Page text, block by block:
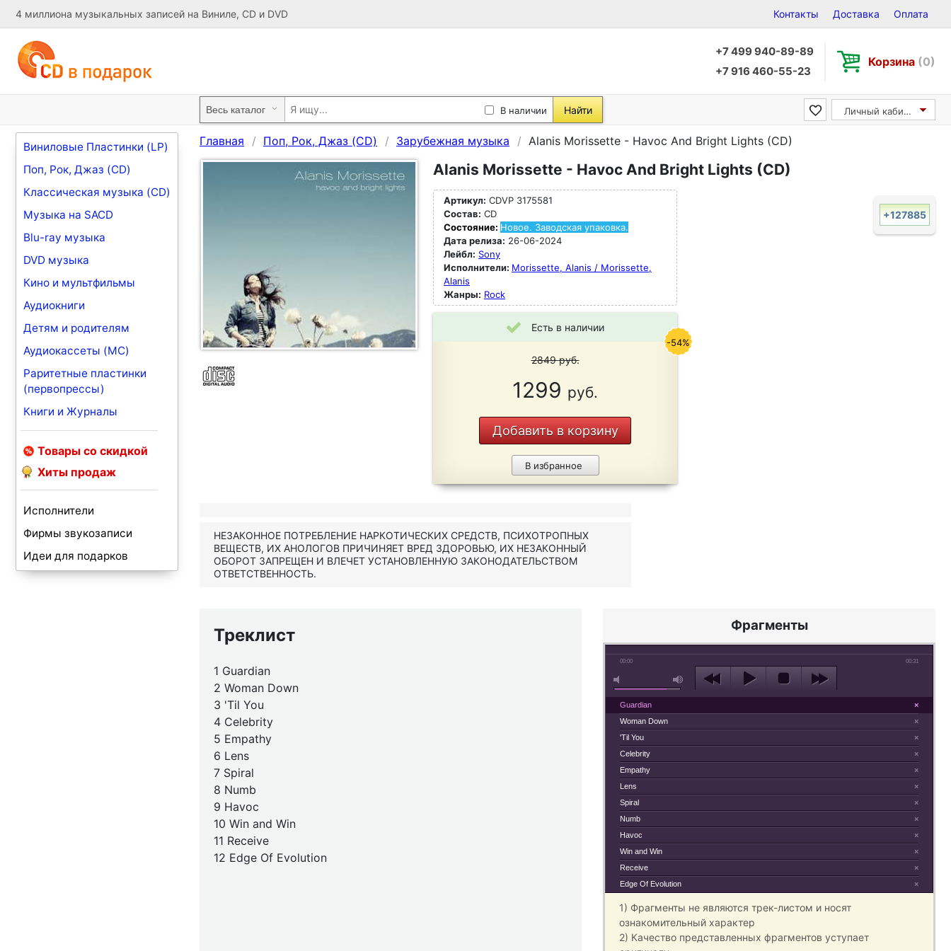
4 миллиона музыкальных записей на Виниле, CD и DVD Контакты Доставка Оплата
+7 499 940-89-89
+7 916 460-55-23
Корзина (0)
В наличии Найти Личный кабинет
Виниловые Пластинки (LP)
Поп, Рок, Джаз (CD)
Классическая музыка (CD)
Музыка на SACD
Blu-ray музыка
DVD музыка
Кино и мультфильмы
Аудиокниги
Детям и родителям
Аудиокассеты (MC)
Раритетные пластинки
(первопрессы)
Книги и Журналы
Товары со скидкой
Хиты продаж
Исполнители
Фирмы звукозаписи
Идеи для подарков
Главная Поп, Рок, Джаз (CD) Зарубежная музыка Alanis Morissette - Havoc And Bright Lights (CD)
Alanis Morissette - Havoc And Bright Lights (CD)
Артикул: CDVP 3175581
Состав: CD
Состояние: Новое. Заводская упаковка.
Дата релиза: 26-06-2024
Лейбл: Sony
Исполнители: Morissette, Alanis / Morissette,
Alanis
Жанры: Rock
Есть в наличии
2849руб.
1299 руб.
Добавить в корзину
В избранное
-54%
+127885
НЕЗАКОННОЕ ПОТРЕБЛЕНИЕ НАРКОТИЧЕСКИХ СРЕДСТВ, ПСИХОТРОПНЫХ
ВЕЩЕСТВ, ИХ АНОЛОГОВ ПРИЧИНЯЕТ ВРЕД ЗДОРОВЬЮ, ИХ НЕЗАКОННЫЙ
ОБОРОТ ЗАПРЕЩЕН И ВЛЕЧЕТ УСТАНОВЛЕННУЮ ЗАКОНОДАТЕЛЬСТВОМ
ОТВЕТСТВЕННОСТЬ.
Треклист
1 Guardian
2 Woman Down
3 'Til You
4 Celebrity
5 Empathy
6 Lens
7 Spiral
8 Numb
9 Havoc
10 Win and Win
11 Receive
12 Edge Of Evolution
Фрагменты
00:00 00:31
×
Guardian
×
Woman Down
×
'Til You
×
Celebrity
×
Empathy
×
Lens
×
Spiral
×
Numb
×
Havoc
×
Win and Win
×
Receive
×
Edge Of Evolution
1) Фрагменты не являются трек-листом и носят
ознакомительный характер
2) Качество представленных фрагментов уступает